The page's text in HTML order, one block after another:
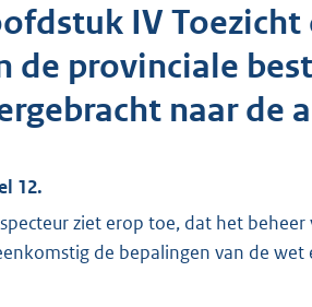
IV
de provinciale
naar de
12.
ziet erop toe, dat het
de bepalingen van de